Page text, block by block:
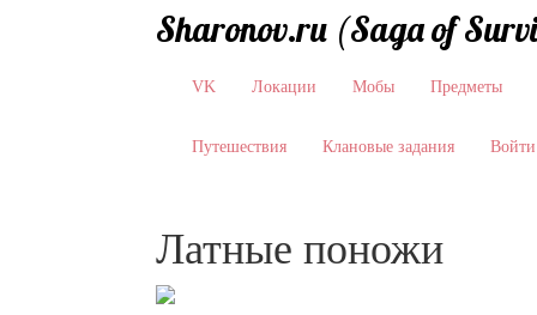
Sharonov.ru (Saga of
VK Локации Мобы Предметы
Путешествия Клановые задания Войти
Латные поножи